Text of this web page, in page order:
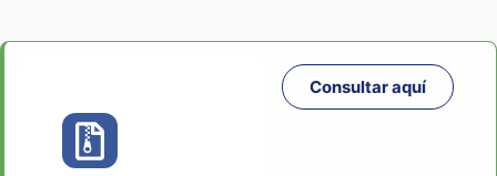
Consultar aquí